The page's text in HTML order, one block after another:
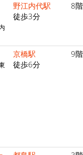
野江内代駅
徒歩3分
8
京橋駅
徒歩6分
9